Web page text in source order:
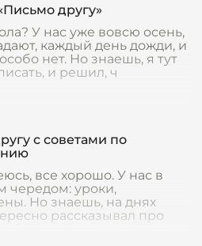
другу»
У нас уже вовсю осень,
каждый день дожди, и
нет. Но знаешь, я тут
и решил, ч
с советами по
все хорошо. У нас в
чередом: уроки,
Но знаешь, на днях
рассказывал про